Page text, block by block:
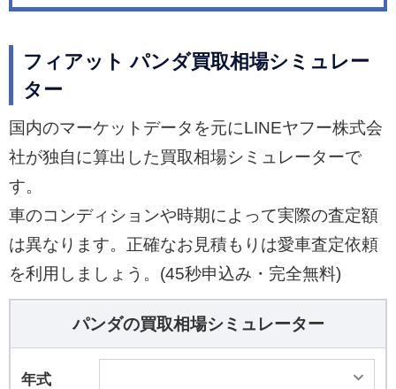
用した特別仕様車「アランチャ」を100台限定で
発売した。 同年5月24日にはイージーをベース
に、純正アクセサリーのシルバーのミラーカバー
やセンターハブキャップなどを特別装備した特別
仕様車「モット イージー」を100台限定で発売し
た。なおネーミングの由来は「パンダ」のキャッ
チコピーである「simply more」の和訳“もっと”か
ら。 同年10月4日には四輪駆動モデルの特別仕様
車「4&#215;4（フォーバイフォー）」を340台限
定で発売した。 同年11月1日にはイージーをベー
スに、5速マニュアルトランスミッションを装備
した特別仕様車「MT」を100台限定で発売した。
2015年1月15日には四輪駆動モデルの第2弾とし
て、スキー板や自転車、サーフボードなどを装着
フィアット パンダ買取相場シミュレー
ター
国内のマーケットデータを元にLINEヤフー株式会
社が独自に算出した買取相場シミュレーターで
す。
車のコンディションや時期によって実際の査定額
は異なります。正確なお見積もりは愛車査定依頼
を利用しましょう。(45秒申込み・完全無料)
パンダの買取相場シミュレーター
年式